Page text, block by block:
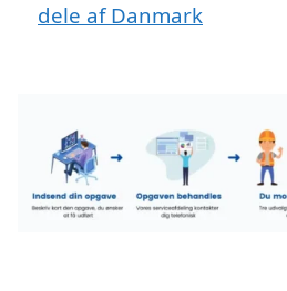
dele af Danmark